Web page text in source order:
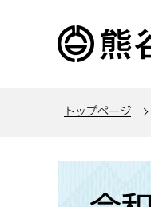
トップページ